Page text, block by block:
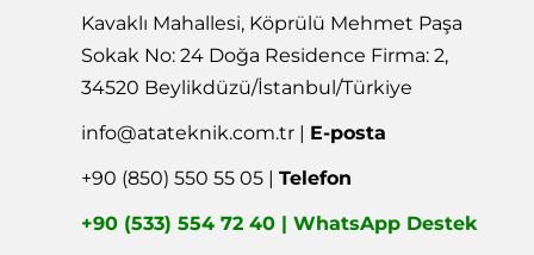
Kavaklı Mahallesi, Köprülü Mehmet Paşa
Sokak No: 24 Doğa Residence Firma: 2,
34520 Beylikdüzü/İstanbul/Türkiye
info@atateknik.com.tr | E-posta
+90 (850) 550 55 05 |Telefon
+90 (533) 554 72 40 | WhatsApp Destek